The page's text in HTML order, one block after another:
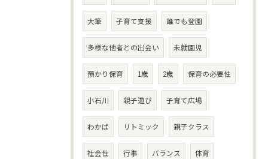
大筆 子育て支援 誰でも登園
多様な他者との出会い 未就園児
預かり保育 1歳 2歳 保育の必要性
小石川 親子遊び 子育て広場
わかば リトミック 親子クラス
社会性 行事 バランス 体育